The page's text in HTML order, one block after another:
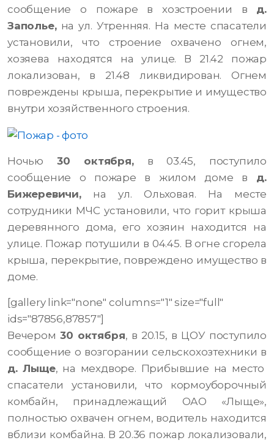
сообщение о пожаре в хозстроении в д.
Заполье,на ул. Утренняя. На месте спасатели
установили, что строение охвачено огнем,
хозяева находятся на улице. В 21.42 пожар
локализован, в 21.48 ликвидирован. Огнем
повреждены крыша, перекрытие и имущество
внутри хозяйственного строения.
Ночью 30 октября,в 03.45, поступило
сообщение о пожаре в жилом доме в д.
Бижеревичи,на ул. Ольховая. На месте
сотрудники МЧС установили, что горит крыша
деревянного дома, его хозяин находится на
улице. Пожар потушили в 04.45. В огне сгорела
крыша, перекрытие, повреждено имущество в
доме.
[gallery link="none" columns="1" size="full"
ids="87856,87857"]
Вечером 30 октября, в 20.15, в ЦОУ поступило
сообщение о возгорании сельскохозтехники в
д. Лыще, на мехдворе. Прибывшие на место
спасатели установили, что кормоуборочный
комбайн, принадлежащий ОАО «Лыще»,
полностью охвачен огнем, водитель находится
вблизи комбайна. В 20.36 пожар локализовали,